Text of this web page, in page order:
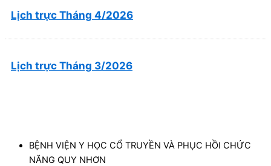
Lịch trực Tháng 4/2026
Lịch trực Tháng 3/2026
BỆNH VIỆN Y HỌC CỔ TRUYỀN VÀ PHỤC HỒI CHỨC
NĂNG QUY NHƠN